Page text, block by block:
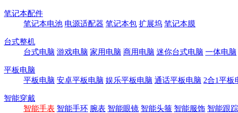
笔记本配件
笔记本电池 电源适配器 笔记本包 扩展坞 笔记本膜
台式整机
台式电脑 游戏电脑 家用电脑 商用电脑 迷你台式电脑 一体电脑
平板电脑
平板电脑 安卓平板电脑 娱乐平板电脑 通话平板电脑 2合1平板
智能穿戴
智能手表 智能手环 腕表 智能眼镜 智能头箍 智能服饰 智能跟